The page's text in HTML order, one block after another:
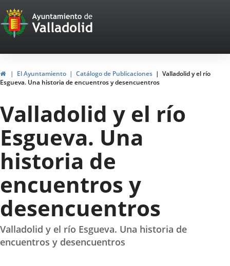
Portal
Web
del
Ayuntamiento
de
Valladolid
InicioEl Ayuntamiento Catálogo de Publicaciones
Valladolid y el río
Esgueva. Una historia de encuentros y desencuentros
Valladolid y el río
Esgueva. Una
historia de
encuentros y
desencuentros
Valladolid y el río Esgueva. Una historia de
encuentros y desencuentros